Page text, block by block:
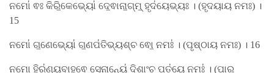
ନମୋ॑ ଵଃ କିରି॒କେଭ୍ୟୋ॑ ଦେ॒ଵାନା॒ଗ୍​ମ୍॒ ହୃଦ॑ୟେଭ୍ୟଃ । (ହୃଦୟାୟ ନମଃ) ।
15
ନମୋ॑ ଗ॒ଣେଭ୍ୟୋ॑ ଗ॒ଣପ॑ତିଭ୍ୟଶ୍ଚ ଵୋ॒ ନମଃ॑ । (ପୃଷ୍ଠାୟ ନମଃ) । 16
ନମୋ॒ ହିର॑ଣ୍ୟବାହଵେ ସେନା॒ନ୍ୟେ॑ ଦି॒ଶାଂଚ॒ ପତ॑ୟେ॒ ନମଃ॑ । (ପାର୍​